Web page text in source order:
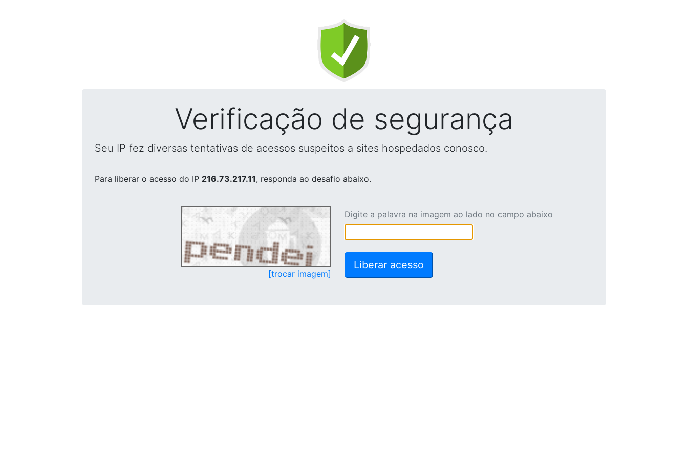
Verificação de segurança
Seu IP fez diversas tentativas de acessos suspeitos a sites hospedados conosco.
Para liberar o acesso do IP 216.73.217.11, responda ao desafio abaixo.
[trocar imagem]
Digite a palavra na imagem ao lado no campo abaixo